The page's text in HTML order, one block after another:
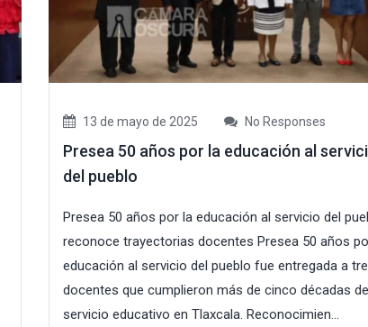
13 de mayo de 2025 No Responses
Presea 50 años por la educación al
del pueblo
Presea 50 años por la educación al servicio del
reconoce trayectorias docentes Presea 50 años
educación al servicio del pueblo fue entregada a
docentes que cumplieron más de cinco décadas de
servicio educativo en Tlaxcala. Reconocimien...